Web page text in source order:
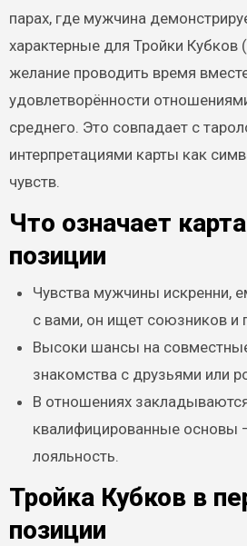
парах, где мужчина
характерные для Тройки Кубков
желание проводить время
удовлетворённости
среднего. Это совпадает с
интерпретациями карты как
чувств.
Что означает
позиции
Чувства мужчины искренни,
с вами, он ищет союзников и
Высоки шансы на
знакомства с друзьями или
В отношениях
квалифицированные основы
лояльность.
Тройка Кубков в
позиции